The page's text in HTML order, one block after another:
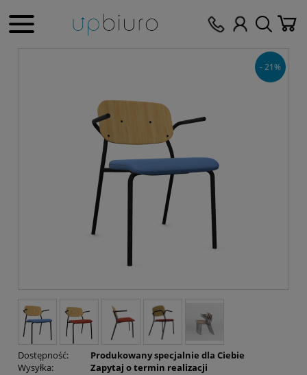
- 21%
Dostępność:
Produkowany specjalnie dla Ciebie
Wysyłka:
Zapytaj o termin realizacji